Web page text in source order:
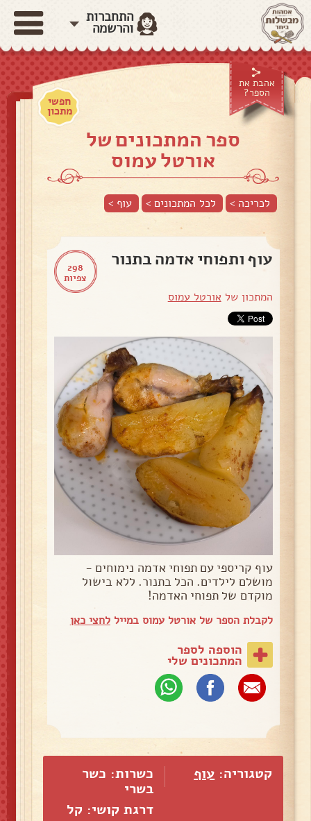
התחברות
והרשמה
אהבת את
הספר?
חפשי
מתכון
ספר המתכונים של
אורטל עמוס
לכריכה > לכל המתכונים > עוף >
298
צפיות
עוף ותפוחי אדמה בתנור
המתכון של אורטל עמוס
עוף קריספי עם תפוחי אדמה נימוחים -
מושלם לילדים. הכל בתנור. ללא בישול
מוקדם של תפוחי האדמה!
לקבלת הספר של אורטל עמוס במייללחצי כאן
הוספה לספר
המתכונים שלי
קטגוריה: עוף
כשרות: כשר
בשרי
דרגת קושי: קל